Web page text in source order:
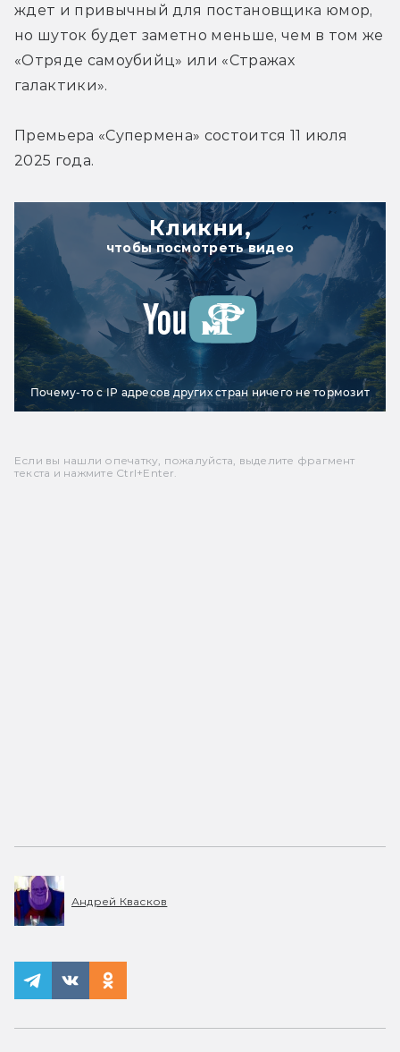
ждет и привычный для постановщика юмор,
«Отряде самоубийц» или «Стражах
галактики».
Премьера «Супермена» состоится 11 июля
2025 года.
Кликни,
чтобы посмотреть видео
Почему-то с IP адресов других стран ничего не тормозит
Если вы нашли опечатку, пожалуйста, выделите фрагмент
текста и нажмите Ctrl+Enter.
Андрей Квасков